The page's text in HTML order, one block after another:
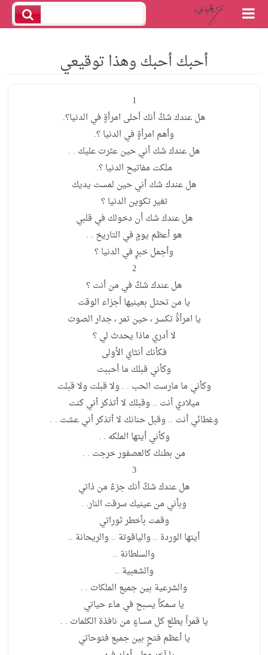
أحبك أحبك وهذا توقيعي
1
هل عندك شكٌ أنك أحلى امرأةٍ في الدنيا؟.
وأهم امرأةٍ في الدنيا ؟.
هل عندك شك أني حين عثرت عليك . .
ملكت مفاتيح الدنيا ؟.
هل عندك شك أني حين لمست يديك
تغير تكوين الدنيا ؟
هل عندك شك أن دخولك في قلبي
هو أعظم يومٍ في التاريخ . .
وأجمل خبرٍ في الدنيا ؟
2
هل عندك شكٌ في من أنت ؟
يا من تحتل بعينيها أجزاء الوقت
يا امرأةً تكسر ، حين تمر ، جدار الصوت
لا أدري ماذا يحدث لي ؟
فكأنك أنثاي الأولى
وكأني قبلك ما أحببت
وكأني ما مارست الحب . . ولا قبلت ولا قبلت
ميلادي أنت .. وقبلك لا أتذكر أني كنت
وغطائي أنت .. وقبل حنانك لا أتذكر أني عشت . .
وكأني أيتها الملكه . .
من بطنك كالعصفور خرجت . .
3
هل عندك شكٌ أنك جزءٌ من ذاتي
وبأني من عينيك سرقت النار. .
وقمت بأخطر ثوراتي
أيتها الوردة .. والياقوتة .. والريحانة ..
والسلطانة ..
والشعبية ..
والشرعية بين جميع الملكات . .
يا سمكاً يسبح في ماء حياتي
يا قمراً يطلع كل مساءٍ من نافذة الكلمات . .
يا أعظم فتحٍ بين جميع فتوحاتي